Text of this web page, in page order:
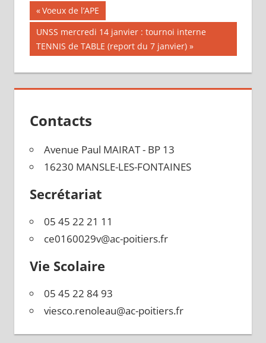
Navigation
de
l’article
Publication
précédente :
Voeux de l’APE
Publication
suivante :
UNSS mercredi 14 janvier : tournoi interne
TENNIS de TABLE (report du 7 janvier)
Contacts
Avenue Paul MAIRAT - BP 13
16230 MANSLE-LES-FONTAINES
Secrétariat
05 45 22 21 11
ce0160029v@ac-poitiers.fr
Vie Scolaire
05 45 22 84 93
viesco.renoleau@ac-poitiers.fr